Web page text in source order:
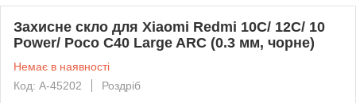
Захисне скло для Xiaomi Redmi 10C/ 12C/ 10
Power/ Poco C40 Large ARC (0.3 мм, чорне)
Немає в наявності
Код: A-45202
Роздріб